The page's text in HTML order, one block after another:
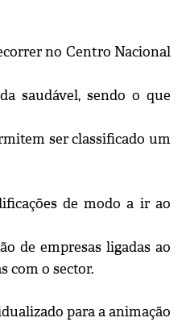
no Centro Nacional
saudável, sendo o que
ser classificado um
de modo a ir ao
de empresas ligadas ao
com o sector.
para a animação